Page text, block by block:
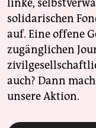
linke,
solidarischen
auf. Eine offene
zugänglichen
auch? Dann
unsere Aktion.